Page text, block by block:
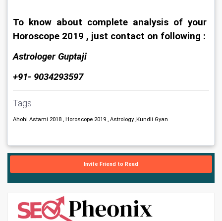
To know about complete analysis of your
Horoscope 2019 , just contact on following :
Astrologer Guptaji
+91- 9034293597
Tags
Ahohi Astami 2018 , Horoscope 2019 , Astrology ,Kundli Gyan
Invite Friend to Read